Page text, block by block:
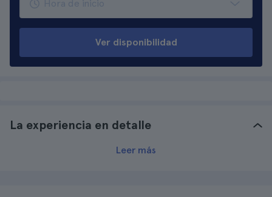
Ver disponibilidad
La experiencia en detalle
Leer más